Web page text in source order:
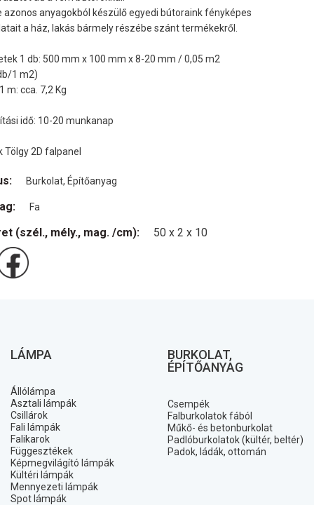
azonos anyagokból készülő egyedi bútoraink fényképes
a ház, lakás bármely részébe szánt termékekről.
1 db: 500 mm x 100 mm x 8-20 mm / 0,05 m2
1 m2)
m: cca. 7,2 Kg
idő: 10-20 munkanap
Tölgy 2D falpanel
Burkolat, Építőanyag
Fa
(szél., mély., mag. /cm): 50 x 2 x 10
LÁMPA
Állólámpa
Asztali lámpák
Csillárok
Fali lámpák
Falikarok
Függesztékek
Képmegvilágító lámpák
Kültéri lámpák
Mennyezeti lámpák
Spot lámpák
BURKOLAT,
ÉPÍTŐANYAG
Csempék
Falburkolatok fából
Műkő- és betonburkolat
Padlóburkolatok (kültér, beltér)
Padok, ládák, ottomán